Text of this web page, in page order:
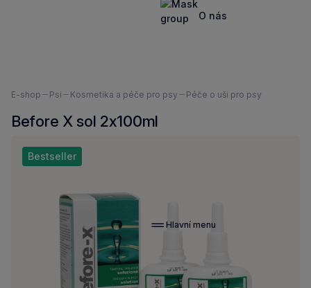
O nás
Hlavní menu
Nacházíte
zde:
E-shop Psi Kosmetika a péče pro psy Péče o uši pro psy
Before X sol 2x100ml
Bestseller